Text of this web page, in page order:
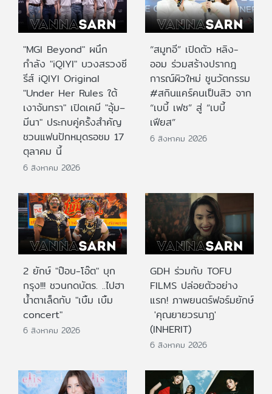
"MGI Beyond" ผนึก
กำลัง "iQIYI" บวงสรวงซี
รีส์ iQIYI Original
"Under Her Rules ใต้
เงาจันทรา" เปิดเคมี "อุ้ม–
มีนา" ประกบคู่ครั้งสำคัญ
ชวนแฟนปักหมุดรอชม 17
ตุลาคม นี้
6 สิงหาคม 2026
“สมูทอี” เปิดตัว หลิง-
ออม ร่วมสร้างปรากฎ
การณ์ผิวใหม่ ชูนวัตกรรม
#สกินแคร์คนเป็นสิว จาก
“เบบี้ เฟซ” สู่ “เบบี้
เฟียส”
6 สิงหาคม 2026
2 ยักษ์ "ป๊อบ-โอ๊ต" บุก
กรุง!!! ชวนกดบัตร. ..ไปฮา
น้ำตาเล็ดกับ "เบิ้ม เบิ้ม
concert"
6 สิงหาคม 2026
GDH ร่วมกับ TOFU
FILMS ปล่อยตัวอย่าง
แรก! ภาพยนตร์ฟอร์มยักษ์
'คุณยายวรนาฏ'
(INHERIT)
6 สิงหาคม 2026